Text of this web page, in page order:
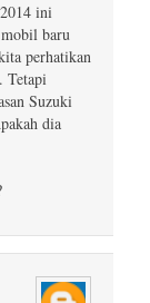
ini
baru
perhatikan
Tetapi
Suzuki
dia